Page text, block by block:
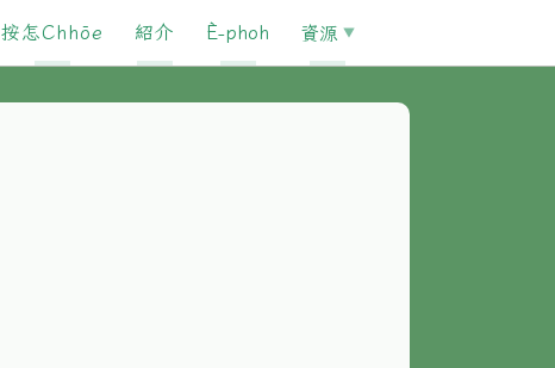
按怎Chhōe 紹介 È-phoh 資源